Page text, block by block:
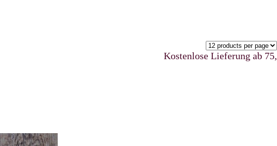
Kostenlose Lieferung ab 75,00